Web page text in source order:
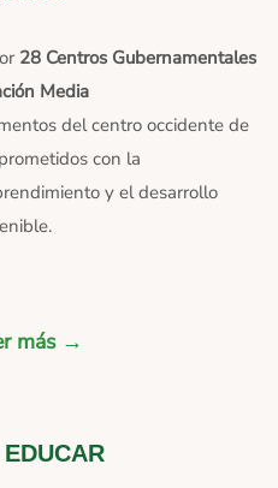
28 Centros Gubernamentales
Media
del centro occidente de
con la
y el desarrollo
más →